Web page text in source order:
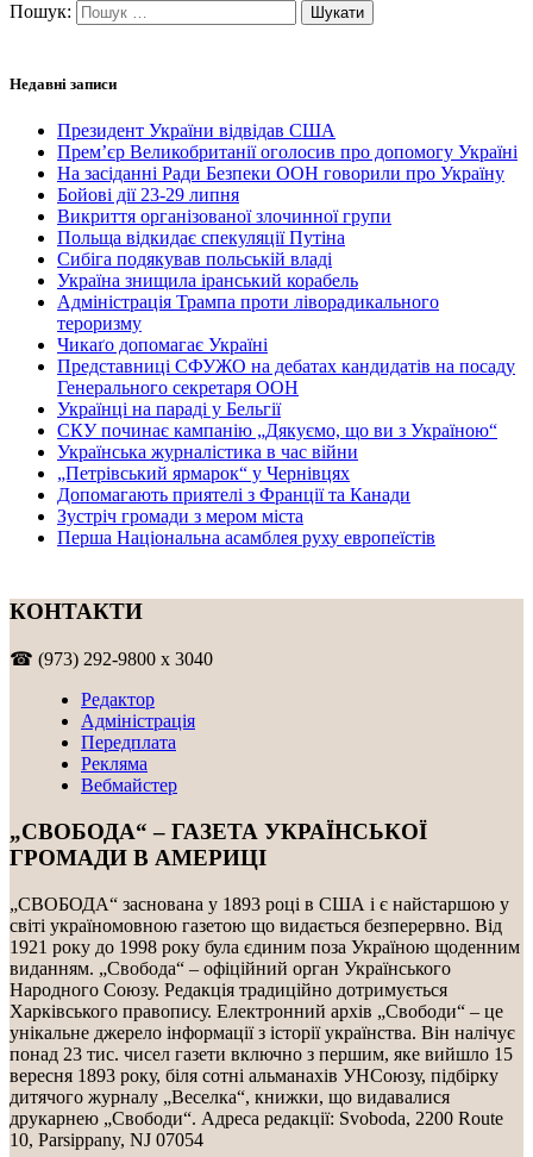
Пошук:
Недавні записи
Президент України відвідав США
Прем’єр Великобританії оголосив про допомогу Україні
На засіданні Ради Безпеки ООН говорили про Україну
Бойові дії 23-29 липня
Викриття організованої злочинної групи
Польща відкидає спекуляції Путіна
Сибіга подякував польській владі
Україна знищила іранський корабель
Адміністрація Трампа проти ліворадикального
тероризму
Чикаґо допомагає Україні
Представниці СФУЖО на дебатах кандидатів на посаду
Генерального секретаря ООН
Українці на параді у Бельгії
СКУ починає кампанію „Дякуємо, що ви з Україною“
Українська журналістика в час війни
„Петрівський ярмарок“ у Чернівцях
Допомагають приятелі з Франції та Канади
Зустріч громади з мером міста
Перша Національна асамблея руху европеїстів
КОНТАКТИ
☎ (973) 292-9800 x 3040
Редактор
Адміністрація
Передплата
Рекляма
Вебмайстер
„СВОБОДА“ – ГАЗЕТА УКРАЇНСЬКОЇ
ГРОМАДИ В АМЕРИЦІ
„СВОБОДА“ заснована у 1893 році в США і є найстаршою у
світі україномовною газетою що видається безперервно. Від
1921 року до 1998 року була єдиним поза Україною щоденним
виданням. „Свобода“ – офіційний орган Українського
Народного Союзу. Редакція традиційно дотримується
Харківського правопису. Електронний архів „Свободи“ – це
унікальне джерело інформації з історії українства. Він налічує
понад 23 тис. чисел газети включно з першим, яке вийшло 15
вересня 1893 року, біля сотні альманахів УНСоюзу, підбірку
дитячого журналу „Веселка“, книжки, що видавалися
друкарнею „Свободи“. Адреса редакції: Svoboda, 2200 Route
10, Parsippany, NJ 07054